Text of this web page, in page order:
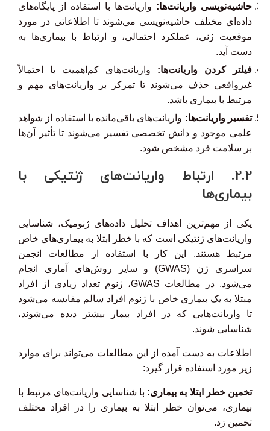
حاشیه‌نویسی واریانت‌ها: واریانت‌ها با استفاده از پایگاه‌های
داده‌ای مختلف حاشیه‌نویسی می‌شوند تا اطلاعاتی در مورد
موقعیت ژنی، عملکرد احتمالی، و ارتباط با بیماری‌ها به
دست آید.
فیلتر کردن واریانت‌ها: واریانت‌های کم‌اهمیت یا احتمالاً
غیرواقعی حذف می‌شوند تا تمرکز بر واریانت‌های مهم و
مرتبط با بیماری باشد.
تفسیر واریانت‌ها: واریانت‌های باقی‌مانده با استفاده از شواهد
علمی موجود و دانش تخصصی تفسیر می‌شوند تا تأثیر آن‌ها
بر سلامت فرد مشخص شود.
2.2. ارتباط واریانت‌های ژنتیکی با
بیماری‌ها
یکی از مهم‌ترین اهداف تحلیل داده‌های ژنومیک، شناسایی
واریانت‌های ژنتیکی است که با خطر ابتلا به بیماری‌های خاص
مرتبط هستند. این کار با استفاده از مطالعات انجمن
سراسری ژن (GWAS) و سایر روش‌های آماری انجام
می‌شود. در مطالعات GWAS، ژنوم تعداد زیادی از افراد
مبتلا به یک بیماری خاص با ژنوم افراد سالم مقایسه می‌شود
تا واریانت‌هایی که در افراد بیمار بیشتر دیده می‌شوند،
شناسایی شوند.
اطلاعات به دست آمده از این مطالعات می‌تواند برای موارد
زیر مورد استفاده قرار گیرد:
تخمین خطر ابتلا به بیماری: با شناسایی واریانت‌های مرتبط با
بیماری، می‌توان خطر ابتلا به بیماری را در افراد مختلف
تخمین زد.